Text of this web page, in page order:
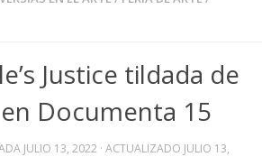
Justice tildada de
Documenta 15
JULIO 13, 2022 · ACTUALIZADO JULIO 13,